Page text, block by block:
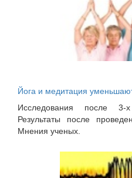
Йога и медитация
Исследования после 3-
Результаты после
Мнения ученых.